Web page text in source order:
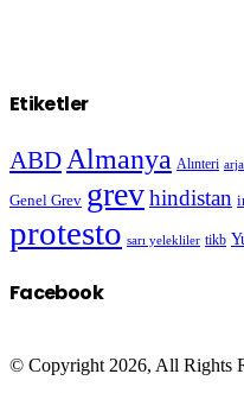
Etiketler
ABD Almanya Alınteri
Genel Grev grevhindistan
protesto sarı yelekliler tikb
Facebook
© Copyright 2026, All Rights